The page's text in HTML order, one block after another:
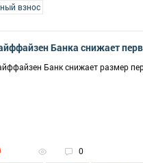
взнос
Банка снижает
Банк снижает размер
0